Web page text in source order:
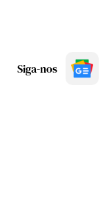
Siga-nos